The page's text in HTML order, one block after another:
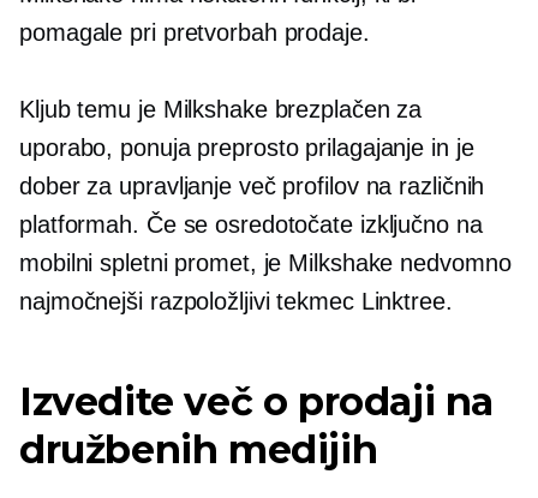
pomagale pri pretvorbah prodaje.
Kljub temu je Milkshake brezplačen za
uporabo, ponuja preprosto prilagajanje in je
dober za upravljanje več profilov na različnih
platformah. Če se osredotočate izključno na
mobilni spletni promet, je Milkshake nedvomno
najmočnejši razpoložljivi tekmec Linktree.
Izvedite več o prodaji na
družbenih medijih